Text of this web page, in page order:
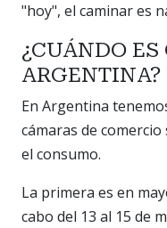
"hoy", el caminar es
¿CUÁNDO
ARGENTINA?
En Argentina
cámaras de
el consumo.
La primera es en
cabo del 13 al 15 de